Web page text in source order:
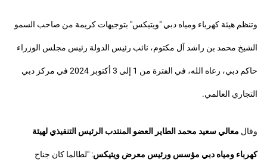
وتنظم هيئة كهرباء ومياه دبي "ويتيكس" بتوجيهات كريمة من صاحب السمو
الشيخ محمد بن راشد آل مكتوم، نائب رئيس الدولة رئيس مجلس الوزراء
حاكم دبي، رعاه الله، في الفترة من 1 إلى 3 أكتوبر 2024 في مركز دبي
التجاري العالمي.
وقال معالي سعيد محمد الطاير العضو المنتدب الرئيس التنفيذي لهيئة
كهرباء ومياه دبي مؤسس ورئيس معرض ويتيكس: "لطالما كان جناح